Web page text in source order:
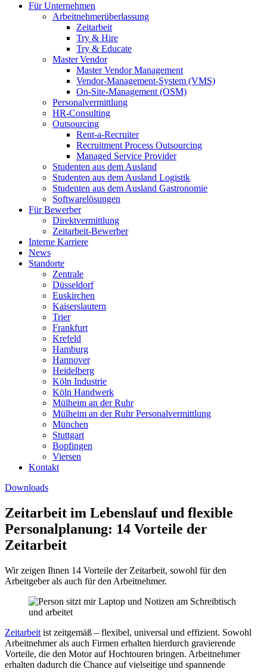
Für Unternehmen
Arbeitnehmerüberlassung
Zeitarbeit
Try & Hire
Try & Educate
Master Vendor
Master Vendor Management
Vendor-Management-System (VMS)
On-Site-Management (OSM)
Personalvermittlung
HR-Consulting
Outsourcing
Rent-a-Recruiter
Recruitment Process Outsourcing
Managed Service Provider
Studenten aus dem Ausland
Studenten aus dem Ausland Logistik
Studenten aus dem Ausland Gastronomie
Softwarelösungen
Für Bewerber
Direktvermittlung
Zeitarbeit-Bewerber
Interne Karriere
News
Standorte
Zentrale
Düsseldorf
Euskirchen
Kaiserslautern
Trier
Frankfurt
Krefeld
Hamburg
Hannover
Heidelberg
Köln Industrie
Köln Handwerk
Mülheim an der Ruhr
Mülheim an der Ruhr Personalvermittlung
München
Stuttgart
Bopfingen
Viersen
Kontakt
Downloads
Zeitarbeit im Lebenslauf und flexible
Personalplanung: 14 Vorteile der
Zeitarbeit
Wir zeigen Ihnen 14 Vorteile der Zeitarbeit, sowohl für den
Arbeitgeber als auch für den Arbeitnehmer.
Zeitarbeit ist zeitgemäß – flexibel, universal und effizient. Sowohl
Arbeitnehmer als auch Firmen erhalten hierdurch gravierende
Vorteile, die den Motor auf Hochtouren bringen. Arbeitnehmer
erhalten dadurch die Chance auf vielseitige und spannende